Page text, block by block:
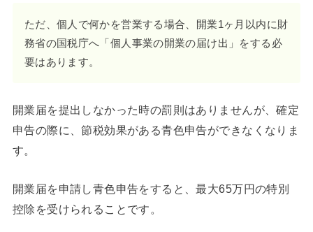
ただ、個人で何かを営業する場合、開業1ヶ月以内に財
務省の国税庁へ「個人事業の開業の届け出」をする必
要はあります。
開業届を提出しなかった時の罰則はありませんが、確定
申告の際に、節税効果がある青色申告ができなくなりま
す。
開業届を申請し青色申告をすると、最大65万円の特別
控除を受けられることです。